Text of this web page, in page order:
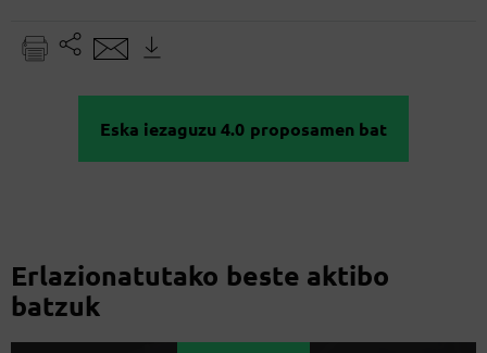
Eska iezaguzu 4.0 proposamen bat
Erlazionatutako beste aktibo
batzuk